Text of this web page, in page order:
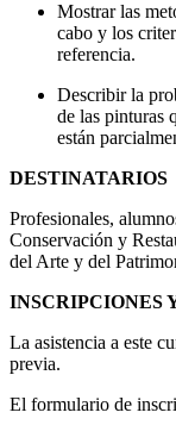
Mostrar las
cabo y los
referencia.
Describir la
de las pinturas
están
DESTINATARIOS
Profesionales,
Conservación y
del Arte y del
INSCRIPCIONES
La asistencia a este
previa.
El formulario de